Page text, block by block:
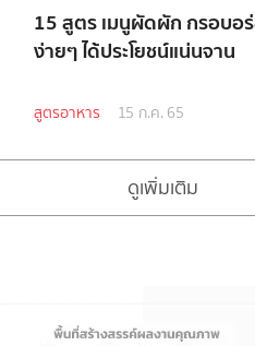
15 สูตร เมนูผัดผัก กรอบอ
ง่ายๆ ได้ประโยชน์แน่นจาน
สูตรอาหาร 15 ก.ค. 65
ดูเพิ่มเติม